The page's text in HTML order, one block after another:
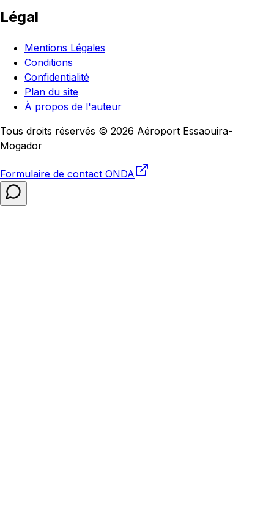
Légal
Mentions Légales
Conditions
Confidentialité
Plan du site
À propos de l'auteur
Tous droits réservés © 2026 Aéroport Essaouira-
Mogador
Formulaire de contact ONDA